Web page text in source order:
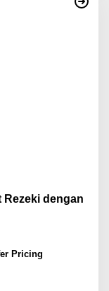
Rezeki dengan
Pricing